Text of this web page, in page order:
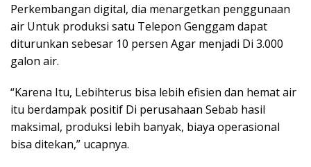
Perkembangan digital, dia menargetkan penggunaan
air Untuk produksi satu Telepon Genggam dapat
diturunkan sebesar 10 persen Agar menjadi Di 3.000
galon air.
“Karena Itu, Lebihterus bisa lebih efisien dan hemat air
itu berdampak positif Di perusahaan Sebab hasil
maksimal, produksi lebih banyak, biaya operasional
bisa ditekan,” ucapnya.